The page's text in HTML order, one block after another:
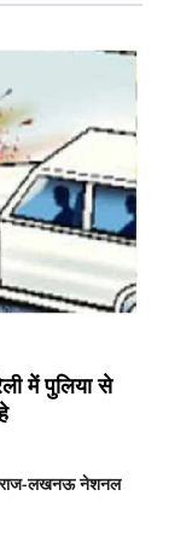
में पुलिया से
लखनऊ नेशनल